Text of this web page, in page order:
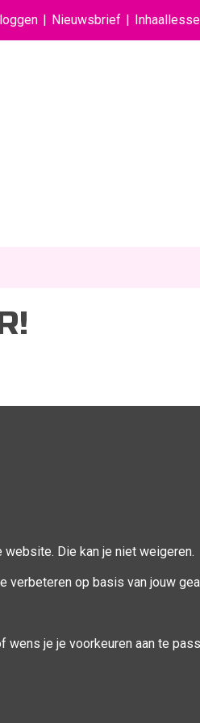
Nieuwsbrief
Die kan je niet weigeren.
verbeteren op basis van jouw
je je voorkeuren aan te
voor de rugspieren. Knallen